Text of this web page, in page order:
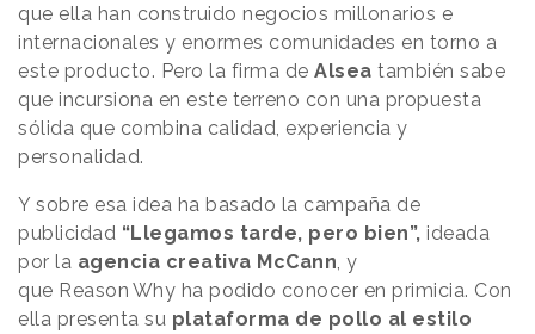
que ella han construido negocios millonarios e
internacionales y enormes comunidades en torno a
este producto. Pero la firma de Alsea también sabe
que incursiona en este terreno con una propuesta
sólida que combina calidad, experiencia y
personalidad.
Y sobre esa idea ha basado la campaña de
publicidad “Llegamos tarde, pero bien”, ideada
por la agencia creativa McCann , y
que Reason Why ha podido conocer en primicia. Con
ella presenta su plataforma de pollo al estilo